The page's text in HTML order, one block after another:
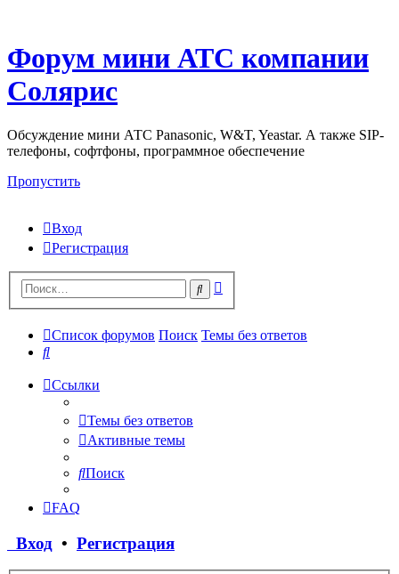
Форум мини АТС компании
Солярис
Обсуждение мини АТС Panasonic, W&T, Yeastar. А также SIP-
телефоны, софтфоны, программное обеспечение
Пропустить
Вход
Регистрация
Поиск
Список форумов Поиск Темы без ответов
Поиск
Ссылки
Темы без ответов
Активные темы
Поиск
FAQ
Вход • Регистрация